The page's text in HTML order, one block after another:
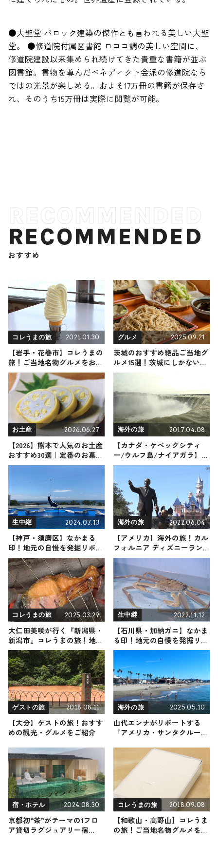
●大聖堂 バロック建築の傑作とも言われる美しい大聖
堂。 ●修道院付属図書館 ロココ調の美しい空間に、
修道院建設以来集められ続けてきた貴重な書籍が並ぶ
図書館。書物を尊んだベネディクト会派の修道院なら
ではの光景が楽しめる。およそ17万冊の書籍が保存さ
れ、そのうち15万冊は実際に閲覧が可能。
RECOMMENDED
おすすめ
コレうまの旅 2021.01.30
【岩手・花巻市】コレうまの
旅！ご当地名物グルメをお届
け
グルメ 2025.09.21
茨城のおすすめ絶品ご当地グ
ルメ15選！茨城にしかない名
物から人気の名店16選も紹介
お土産 2026.06.27
【2026】熊本で人気のお土産
おすすめ30選｜定番のお菓子
から熊本限定、女性向け、雑
海外の旅 2017.04.08
【カナダ・ケベックシティ
ー/ウルフ島/ナイアガラ】海
外の旅！おすすめ観光スポッ
生中継 2024.07.13
【神戸・須磨区】なかまる
印！地元の自慢を発掘リポー
ト 2024年7月13日放送
海外の旅 2022.06.04
【アメリカ】海外の旅！カル
フォルニア ディズニーラン
ド
コレうまの旅 2025.03.29
大仁田美咲が行く『新潟県・
新潟市』コレうまの旅！地元
の人おすすめのご当地名物グ
ルメ3選 2025年3月29日放送
生中継 2022.11.12
【石川県・加納ガニ】なかま
る印！地元の自慢を発掘リポ
ート
ゲストの旅 2018.08.11
【大分】ゲストの旅！おすす
めの観光・グルメをご紹介
海外の旅 2025.05.10
山代エンナがリポートする
『アメリカ・サンタクルー
ットやグルメを紹介 2025年5
月10日放送
宿・ホテル 2024.08.30
京都初“茶”がテーマの1フロ
ア貸切ラグジュアリー宿
コレうまの旅 2018.09.08
【和歌山・高野山】コレうま
の旅！ご当地名物グルメをお